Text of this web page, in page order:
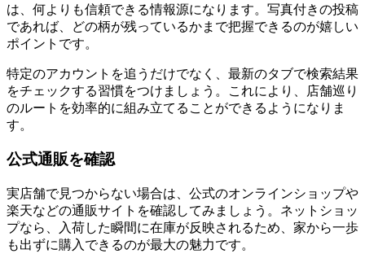
は、何よりも信頼できる情報源になります。写真付きの投稿
であれば、どの柄が残っているかまで把握できるのが嬉しい
ポイントです。
特定のアカウントを追うだけでなく、最新のタブで検索結果
をチェックする習慣をつけましょう。これにより、店舗巡り
のルートを効率的に組み立てることができるようになりま
す。
公式通販を確認
実店舗で見つからない場合は、公式のオンラインショップや
楽天などの通販サイトを確認してみましょう。ネットショッ
プなら、入荷した瞬間に在庫が反映されるため、家から一歩
も出ずに購入できるのが最大の魅力です。